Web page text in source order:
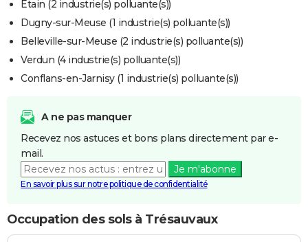
Étain (2 industrie(s) polluante(s))
Dugny-sur-Meuse (1 industrie(s) polluante(s))
Belleville-sur-Meuse (2 industrie(s) polluante(s))
Verdun (4 industrie(s) polluante(s))
Conflans-en-Jarnisy (1 industrie(s) polluante(s))
A ne pas manquer
Recevez nos astuces et bons plans directement par e-
mail.
Je m'abonne
En savoir plus sur notre politique de confidentialité
Occupation des sols à Trésauvaux